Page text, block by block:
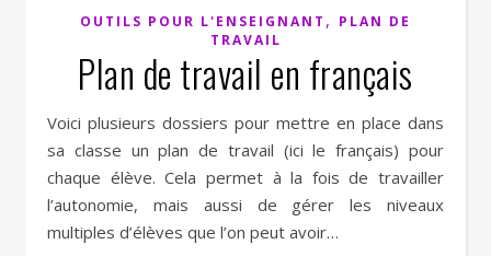
OUTILS POUR L'ENSEIGNANT , PLAN DE
TRAVAIL
Plan de travail en français
Voici plusieurs dossiers pour mettre en place dans
sa classe un plan de travail (ici le français) pour
chaque élève. Cela permet à la fois de travailler
l’autonomie, mais aussi de gérer les niveaux
multiples d’élèves que l’on peut avoir…